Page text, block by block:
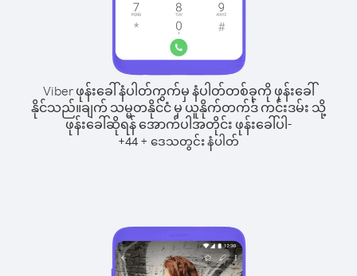
Viber ဖုန်းခေါ်နံပါတ်ကွက်မှ နံပါတ်တစ်ခုကို ဖုန်းခေါ်
နိုင်သည်။ချက် သမ္မတနိုင်ငံ မှ ယူနိုက်တက်ဒ် ကင်းဒမ်း သို့
ဖုန်းခေါ်ဆိုရန် အောက်ပါအတိုင်း ဖုန်းခေါ်ပါ-
+44 + ဒေသတွင်း နံပါတ်